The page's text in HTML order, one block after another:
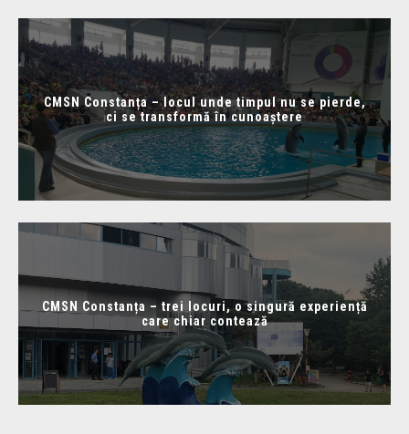
CMSN Constanța – locul unde timpul nu se pierde,
ci se transformă în cunoaștere
CMSN Constanța – trei locuri, o singură experiență
care chiar contează